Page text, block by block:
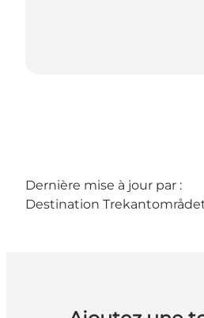
Dernière mise à jour par :
Destination